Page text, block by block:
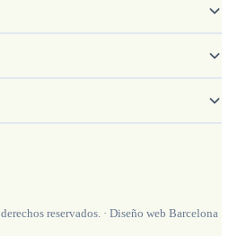
reservados. · Diseño web Barcelona